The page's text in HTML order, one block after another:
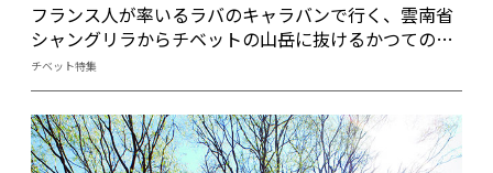
フランス人が率いるラバのキャラバンで行く、雲南省
シャングリラからチベットの山岳に抜けるかつての茶
の交易路。4000ｍ級の峠、渓谷、川、村落、大草原を
抜けるワイルドな旅は、ぜいたくなテントと料理に癒
やされながら、ヒマラヤのドラマへ誘う。
チベット特集